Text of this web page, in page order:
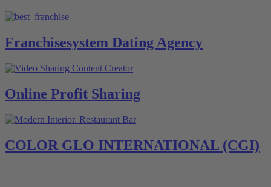
Franchisesystem Dating Agency
Online Profit Sharing
COLOR GLO INTERNATIONAL (CGI)